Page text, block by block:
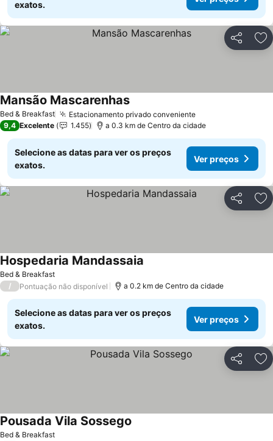
exatos.
Partilhar
Bed & Breakfast Estacionamento privado conveniente
Mansão Mascarenhas
9,4 Excelente 1.455 a 0.3 km de Centro da cidade
Selecione as datas para ver os preços
exatos.
Ver preços
Partilhar
Bed & Breakfast
Hospedaria Mandassaia
/ Pontuação não disponível a 0.2 km de Centro da cidade
Selecione as datas para ver os preços
exatos.
Ver preços
Partilhar
Bed & Breakfast
Pousada Vila Sossego